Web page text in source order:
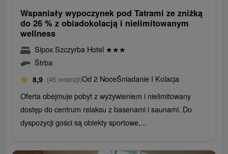
Wspaniały wypoczynek pod Tatrami ze zniżką
do 26 % z obiadokolacją i nielimitowanym
wellness
Sipox Szczyrba Hotel ★★★
Štrba
8,9 (45 recenzji)Od 2 NoceŚniadanie I Kolacja
Oferta obejmuje pobyt z wyżywieniem i nielimitowany
dostęp do centrum relaksu z basenami i saunami. Do
dyspozycji gości są obiekty sportowe,...